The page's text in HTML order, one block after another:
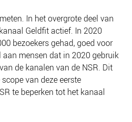
In het overgrote deel van
Geldfit actief. In 2020
bezoekers gehad, goed voor
mensen dat in 2020 gebruik
de kanalen van de NSR. Dit
van deze eerste
te beperken tot het kanaal